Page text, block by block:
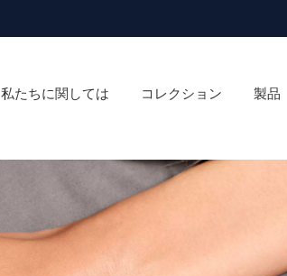
私たちに関しては コレクション 製品